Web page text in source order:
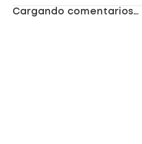
Cargando comentarios…